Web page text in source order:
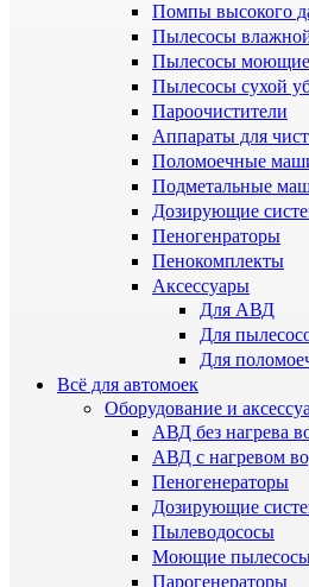
Помпы высокого
Пылесосы
Пылесосы моющие
Пылесосы сухой
Пароочистители
Аппараты для
Поломоечные
Подметальные
Дозирующие
Пеногенраторы
Пенокомплекты
Аксессуары
Для АВД
Для
Для
Всё для автомоек
Оборудование и
АВД без нагрева
АВД с нагревом
Пеногенераторы
Дозирующие
Пылеводососы
Моющие
Парогенераторы